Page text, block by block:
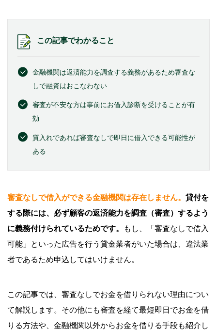
この記事でわかること
金融機関は返済能力を調査する義務があるため審査な
しで融資はおこなわない
審査が不安な方は事前にお借入診断を受けることが有
効
質入れであれば審査なしで即日に借入できる可能性が
ある
審査なしで借入ができる金融機関は存在しません。 貸付を
する際には、必ず顧客の返済能力を調査（審査）するよう
に義務付けられているためです。
もし、「審査なしで借入
可能」といった広告を行う貸金業者がいた場合は、違法業
者であるため申込してはいけません。
この記事では、審査なしでお金を借りられない理由につい
て解説します。その他にも審査を経て最短即日でお金を借
りる方法や、金融機関以外からお金を借りる手段も紹介し